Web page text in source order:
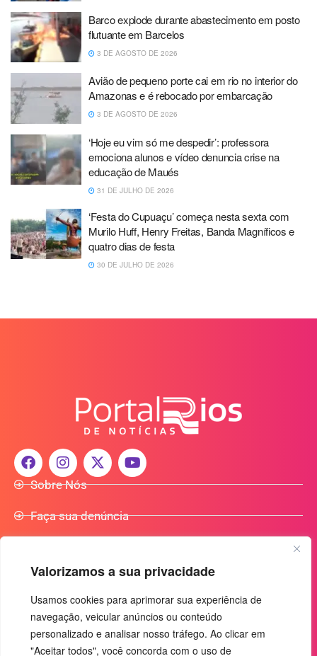
Valorizamos a sua privacidade
Usamos cookies para aprimorar sua experiência de
navegação, veicular anúncios ou conteúdo
personalizado e analisar nosso tráfego. Ao clicar em
"Aceitar todos", você concorda com o uso de
Barco explode durante abastecimento em posto
flutuante em Barcelos
3 DE AGOSTO DE 2026
Avião de pequeno porte cai em rio no interior do
Amazonas e é rebocado por embarcação
3 DE AGOSTO DE 2026
‘Hoje eu vim só me despedir’: professora
emociona alunos e vídeo denuncia crise na
educação de Maués
31 DE JULHO DE 2026
‘Festa do Cupuaçu’ começa nesta sexta com
Murilo Huff, Henry Freitas, Banda Magníficos e
quatro dias de festa
30 DE JULHO DE 2026
Sobre Nós
Faça sua denúncia
Anuncie Conosco
+55 (92) 3085-7464
comercialradio95.7fm@gmail.com